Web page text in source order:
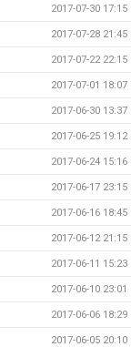
2017-07-30 17:15
2017-07-28 21:45
2017-07-22 22:15
2017-07-01 18:07
2017-06-30 13:37
2017-06-25 19:12
2017-06-24 15:16
2017-06-17 23:15
2017-06-16 18:45
2017-06-12 21:15
2017-06-11 15:23
2017-06-10 23:01
2017-06-06 18:29
2017-06-05 20:10